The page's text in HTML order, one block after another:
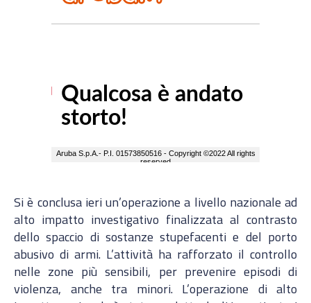
Si è conclusa ieri un’operazione a livello nazionale ad
alto impatto investigativo finalizzata al contrasto
dello spaccio di sostanze stupefacenti e del porto
abusivo di armi. L’attività ha rafforzato il controllo
nelle zone più sensibili, per prevenire episodi di
violenza, anche tra minori. L’operazione di alto